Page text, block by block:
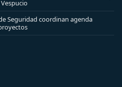
Seguridad coordinan agenda